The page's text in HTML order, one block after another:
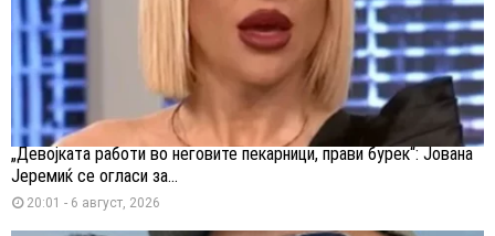
„Девојката работи во неговите пекарници, прави бурек“: Јована
Јеремиќ се огласи за...
20:01 - 6 август, 2026